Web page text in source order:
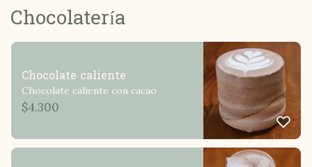
Chocolatería
Chocolate caliente
Chocolate caliente con cacao
$4.300